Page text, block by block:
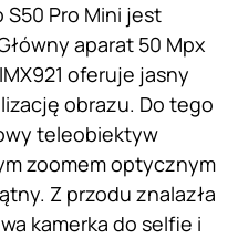
Pro Mini jest
aparat 50 Mpx
oferuje jasny
obrazu. Do tego
teleobiektyw
zoomem optycznym
Z przodu znalazła
kamerka do selfie i